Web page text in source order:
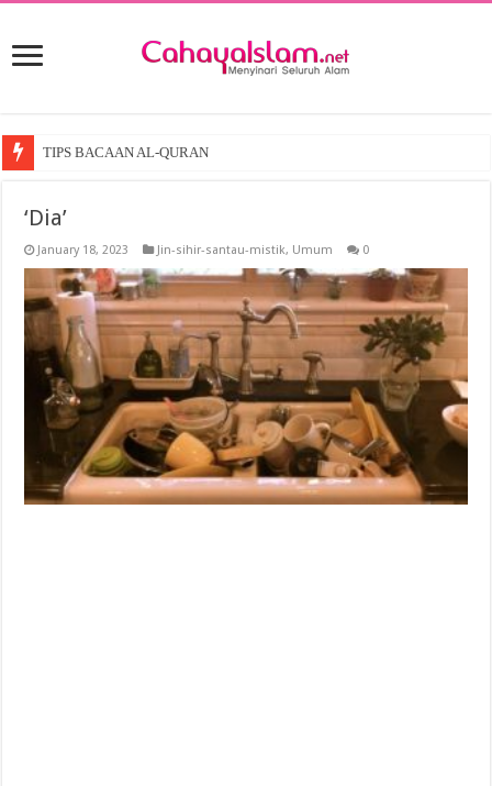
TIPS BACAAN AL-QURAN
‘Dia’
January 18, 2023 Jin-sihir-santau-mistik, Umum 0